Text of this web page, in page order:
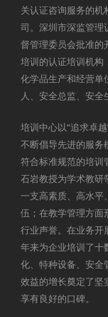
关认证咨询服务的机
司。深圳市深监管理
督管理委员会批准的
培训的认证培训机构
化学品生产和经营单
人、安全总监、安全
培训中心以“追求卓
不断倡导先进的服务
符合标准规范的培训
石岩教授为学术教研
一支高素质、高水平
伍；在教学管理方面
行业声誉。在业务开
年来为企业培训了十
化、特种设备、安全
效益的增长奠定了坚
享有良好的口碑。